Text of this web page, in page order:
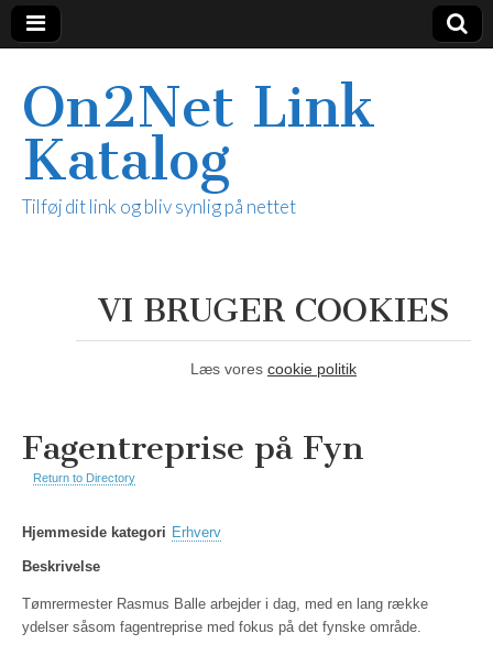
On2Net Link
Katalog
Tilføj dit link og bliv synlig på nettet
VI BRUGER COOKIES
Læs vores cookie politik
Fagentreprise på Fyn
Return to Directory
Hjemmeside kategori Erhverv
Beskrivelse
Tømrermester Rasmus Balle arbejder i dag, med en lang række
ydelser såsom fagentreprise med fokus på det fynske område.